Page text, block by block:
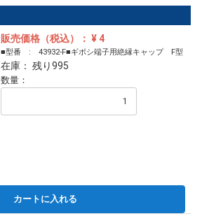
販売価格（税込）： ¥ 4
■型番 : 43932-F■ギボシ端子用絶縁キャップ F型
在庫： 残り995
数量：
カートに入れる